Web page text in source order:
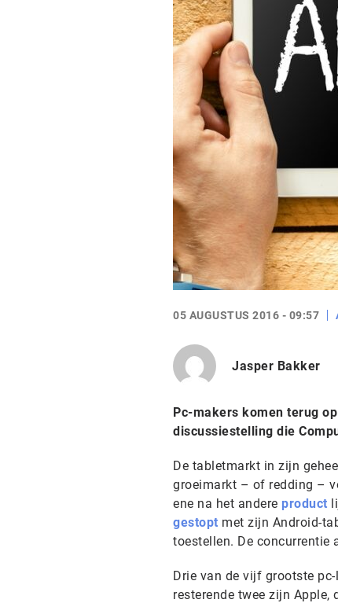
05 AUGUSTUS 2016 - 09:57
Jasper Bakker
Pc-makers komen terug
discussiestelling die
De tabletmarkt in zijn
groeimarkt – of redding –
ene na het andere product
gestopt met zijn Android-
toestellen. De concurrentie
Drie van de vijf grootste
resterende twee zijn